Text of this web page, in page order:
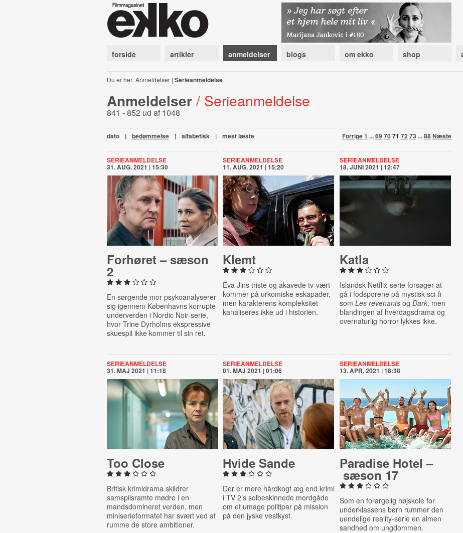
forside artikler anmeldelser blogs om ekko shop
Du er her:Anmeldelser| Serieanmeldelse
Anmeldelser / Serieanmeldelse
841 - 852 ud af 1048
Forrige1 ...697071 72 73 ...88Næste
dato | bedømmelse | alfabetisk | mest læste
SERIEANMELDELSE
31. AUG. 2021 | 15:30
Forhøret – sæson
2
En sørgende mor psykoanalyserer
sig igennem Københavns korrupte
underverden i Nordic Noir-serie,
hvor Trine Dyrholms ekspressive
skuespil ikke kommer til sin ret.
SERIEANMELDELSE
11. AUG. 2021 | 15:20
Klemt
Eva Jins triste og akavede tv-vært
kommer på urkomiske eskapader,
men karakterens kompleksitet
kanaliseres ikke ud i historien.
SERIEANMELDELSE
18. JUNI 2021 | 12:47
Katla
Islandsk Netflix-serie forsøger at
gå i fodsporene på mystisk sci-fi
som Les revenants og Dark, men
blandingen af hverdagsdrama og
overnaturlig horror lykkes ikke.
SERIEANMELDELSE
31. MAJ 2021 | 11:18
Too Close
Britisk krimidrama skildrer
samspilsramte mødre i en
mandsdomineret verden, men
miniserieformatet har svært ved at
rumme de store ambitioner.
SERIEANMELDELSE
01. MAJ 2021 | 01:06
Hvide Sande
Der er mere hårdkogt æg end krimi
i TV 2’s solbeskinnede mordgåde
om et umage politipar på mission
på den jyske vestkyst.
SERIEANMELDELSE
13. APR. 2021 | 18:38
Paradise Hotel –
sæson 17
Som en forargelig højskole for
underklassens børn rummer den
uendelige reality-serie en almen
sandhed om ungdommen.